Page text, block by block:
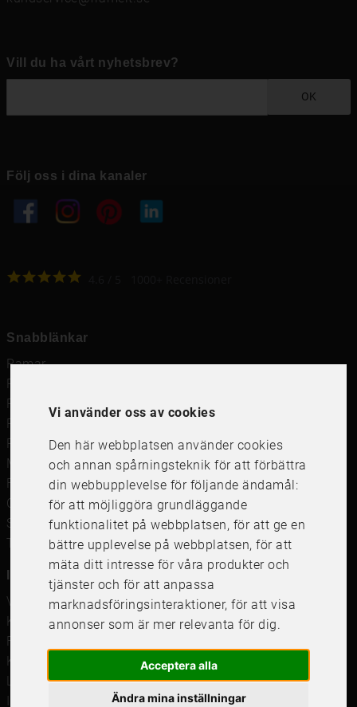
Vi använder oss av cookies
Den här webbplatsen använder cookies
och annan spårningsteknik för att förbättra
din webbupplevelse för följande ändamål:
för att möjliggöra grundläggande
funktionalitet på webbplatsen, för att ge en
bättre upplevelse på webbplatsen,för att
mäta ditt intresse för våra produkter och
tjänster och för att anpassa
marknadsföringsinteraktioner,för att visa
annonser som är mer relevanta för dig.
Acceptera alla
Ändra mina inställningar
Vill du ha vårt nyhetsbrev?
OK
Följ oss i dina kanaler
Snabblänkar
Ramar
Ramar till Samsung The Frame
Ramverkstad & inramning
Passepartout
Posters
Måttbeställd passepartout
Framkalla bilder
Canvastavla
Studentskylt och studentplakat
Tavelkrok
Våra butiker
Kundservice
Företagsförsäljning
Köpvillkor
Leverans & Retur